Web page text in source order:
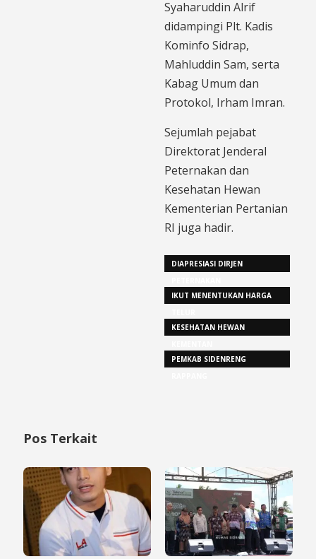
Syaharuddin Alrif
didampingi Plt. Kadis
Kominfo Sidrap,
Mahluddin Sam, serta
Kabag Umum dan
Protokol, Irham Imran.
Sejumlah pejabat
Direktorat Jenderal
Peternakan dan
Kesehatan Hewan
Kementerian Pertanian
RI juga hadir.
DIAPRESIASI DIRJEN
IKUT MENENTUKAN HARGA
KESEHATAN HEWAN
PEMKAB SIDENRENG
Pos Terkait